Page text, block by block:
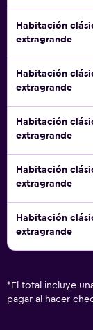
Habitación
extragrande
Habitación
extragrande
Habitación
extragrande
Habitación
extragrande
Habitación
extragrande
* El total incluye
pagar al hacer